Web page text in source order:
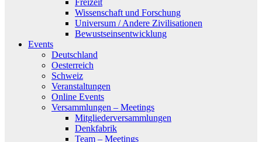
Freizeit
Wissenschaft und Forschung
Universum / Andere Zivilisationen
Bewustseinsentwicklung
Events
Deutschland
Oesterreich
Schweiz
Veranstaltungen
Online Events
Versammlungen – Meetings
Mitgliederversammlungen
Denkfabrik
Team – Meetings